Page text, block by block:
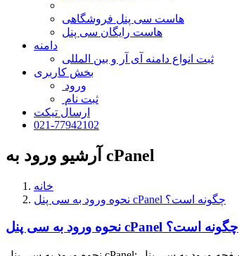
هاست سی پنل فروشگاهی
هاست رایگان سی پنل
دامنه
ثبت انواع دامنه آی آر و بین المللی
بخش کاربری
ورود
ثبت نام
ارسال تیکت
021-77942102
آرشیو ورود به cPanel
خانه
نحوه ورود به سی پنل cPanel چگونه است؟
نحوه ورود به سی پنل cPanel چگونه است؟